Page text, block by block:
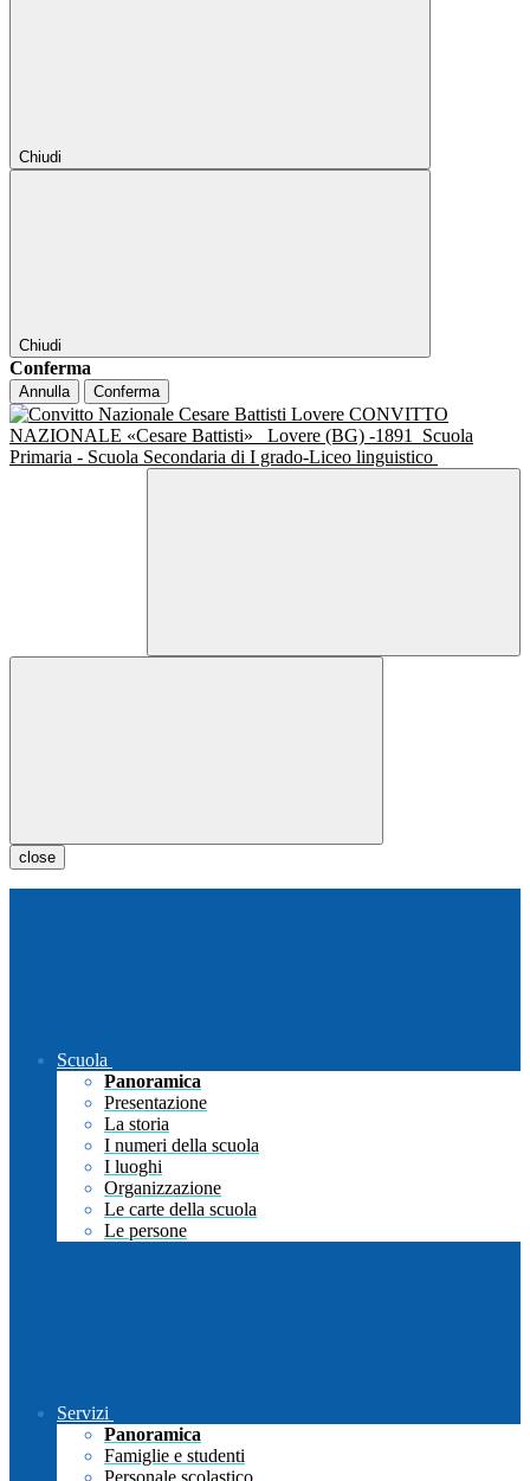
Chiudi
Chiudi
Conferma
Annulla Conferma
CONVITTO
NAZIONALE «Cesare Battisti»
Lovere (BG) -1891
Scuola
Primaria - Scuola Secondaria di I grado-Liceo linguistico
close
Scuola
Panoramica
Presentazione
La storia
I numeri della scuola
I luoghi
Organizzazione
Le carte della scuola
Le persone
Servizi
Panoramica
Famiglie e studenti